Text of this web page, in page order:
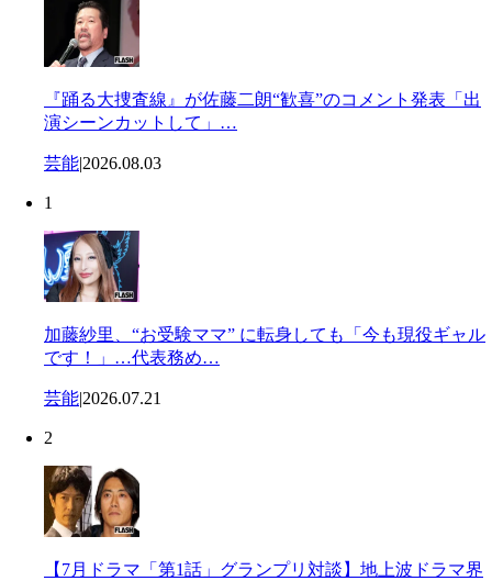
『踊る大捜査線』が佐藤二朗“歓喜”のコメント発表「出
演シーンカットして」…
芸能|2026.08.03
1
加藤紗里、“お受験ママ” に転身しても「今も現役ギャル
です！」…代表務め…
芸能|2026.07.21
2
【7月ドラマ「第1話」グランプリ対談】地上波ドラマ界